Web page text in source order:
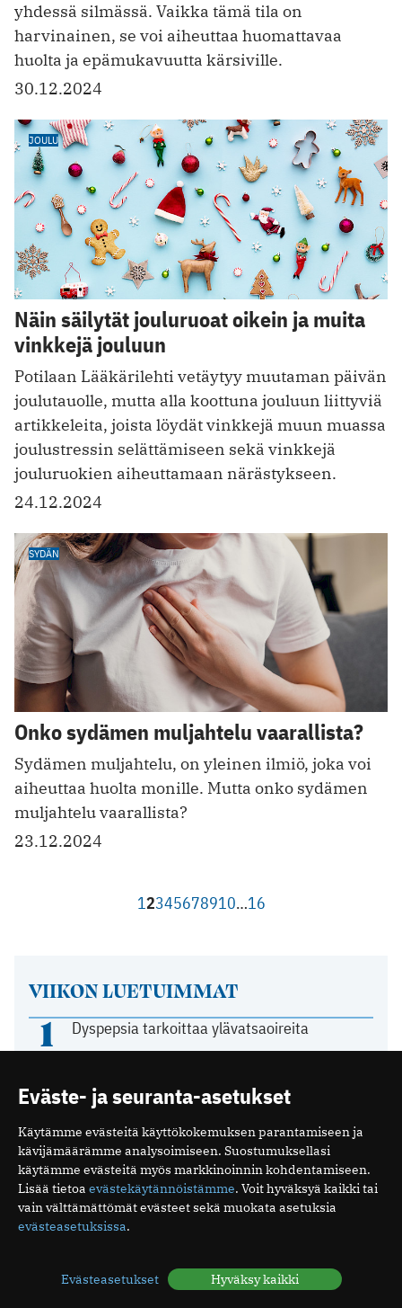
yhdessä silmässä. Vaikka tämä tila on
harvinainen, se voi aiheuttaa huomattavaa
huolta ja epämukavuutta kärsiville.
30.12.2024
JOULU
Näin säilytät jouluruoat oikein ja muita
vinkkejä jouluun
Potilaan Lääkärilehti vetäytyy muutaman päivän
joulutauolle, mutta alla koottuna jouluun liittyviä
artikkeleita, joista löydät vinkkejä muun muassa
joulustressin selättämiseen sekä vinkkejä
jouluruokien aiheuttamaan närästykseen.
24.12.2024
SYDÄN
Onko sydämen muljahtelu vaarallista?
Sydämen muljahtelu, on yleinen ilmiö, joka voi
aiheuttaa huolta monille. Mutta onko sydämen
muljahtelu vaarallista?
23.12.2024
12345678910…16
VIIKON LUETUIMMAT
1 Dyspepsia tarkoittaa ylävatsaoireita
tunnistat vakavan allergisen reaktion
3
Läiskät iholla — tunnistatko, mistä on
kysymys?
4 Palleatyrä: syyt, oireet ja hoito
5
Borrelioosi, TBE ja punkkirokote – mitä niistä
pitää tietää?
KOLUMNI
Eväste- ja seuranta-asetukset
Käytämme evästeitä käyttökokemuksen parantamiseen ja
kävijämäärämme analysoimiseen. Suostumuksellasi
käytämme evästeitä myös markkinoinnin kohdentamiseen.
Lisää tietoa evästekäytännöistämme. Voit hyväksyä kaikki tai
vain välttämättömät evästeet sekä muokata asetuksia
evästeasetuksissa.
Evästeasetukset Hyväksy kaikki